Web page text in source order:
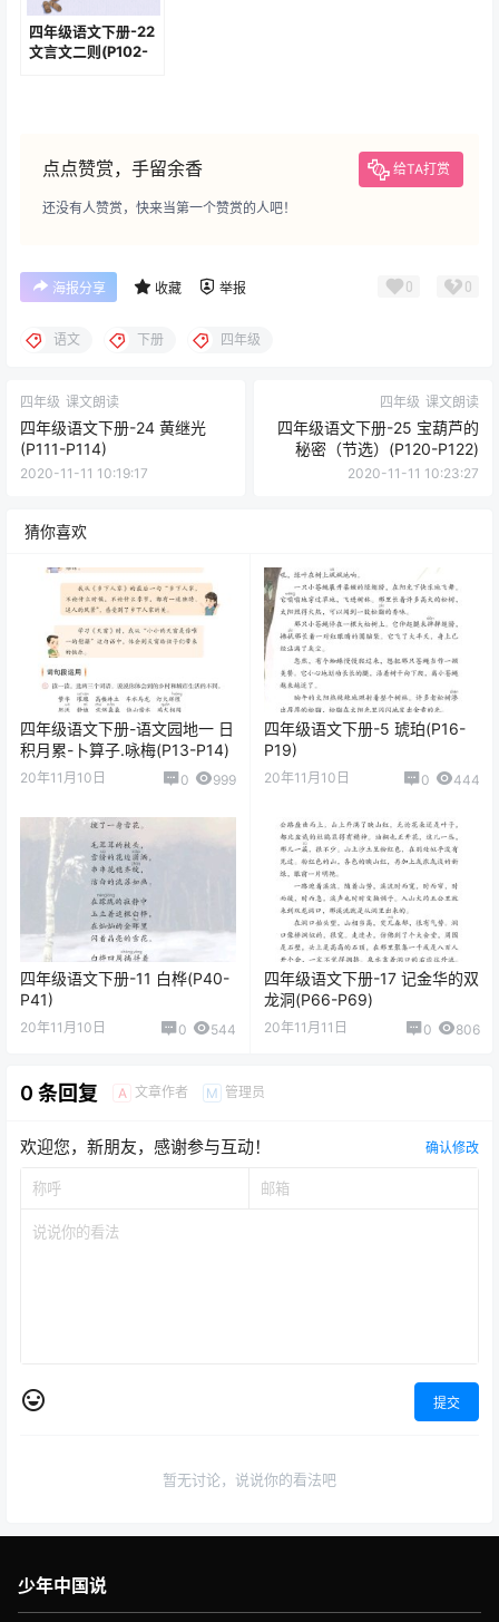
四年级语文下册-22
文言文二则(P102-
点点赞赏，手留余香 给TA打赏
还没有人赞赏，快来当第一个赞赏的人吧！
海报分享 收藏 举报 0 0
语文 下册 四年级
四年级 课文朗读
四年级语文下册-24 黄继光
(P111-P114)
2020-11-11 10:19:17
四年级 课文朗读
四年级语文下册-25 宝葫芦的
秘密（节选）(P120-P122)
2020-11-11 10:23:27
猜你喜欢
四年级语文下册-语文园地一 日
积月累-卜算子.咏梅(P13-P14)
20年11月10日 0 999
四年级语文下册-5 琥珀(P16-
P19)
20年11月10日 0 444
四年级语文下册-11 白桦(P40-
P41)
20年11月10日 0 544
四年级语文下册-17 记金华的双
龙洞(P66-P69)
20年11月11日 0 806
0 条回复 A 文章作者 M 管理员
欢迎您，新朋友，感谢参与互动！ 确认修改
提交
暂无讨论，说说你的看法吧
少年中国说